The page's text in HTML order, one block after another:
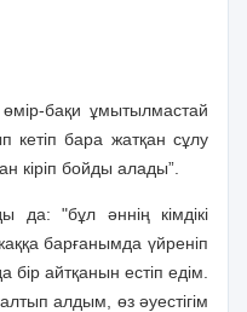
бақи ұмытылмастай
кетiп бара жатқан сұлу
кiрiп бойды алады”.
да: "бұл әннiң кiмдiкi
барғанымда үйренiп
бiр айтқанын естiп едiм.
алдым, өз әуестiгiм